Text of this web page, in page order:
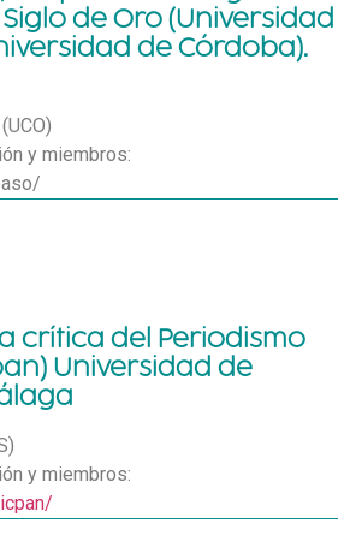
de Oro (Universidad
de Córdoba).
y miembros:
crítica del Periodismo
Universidad de
y miembros: